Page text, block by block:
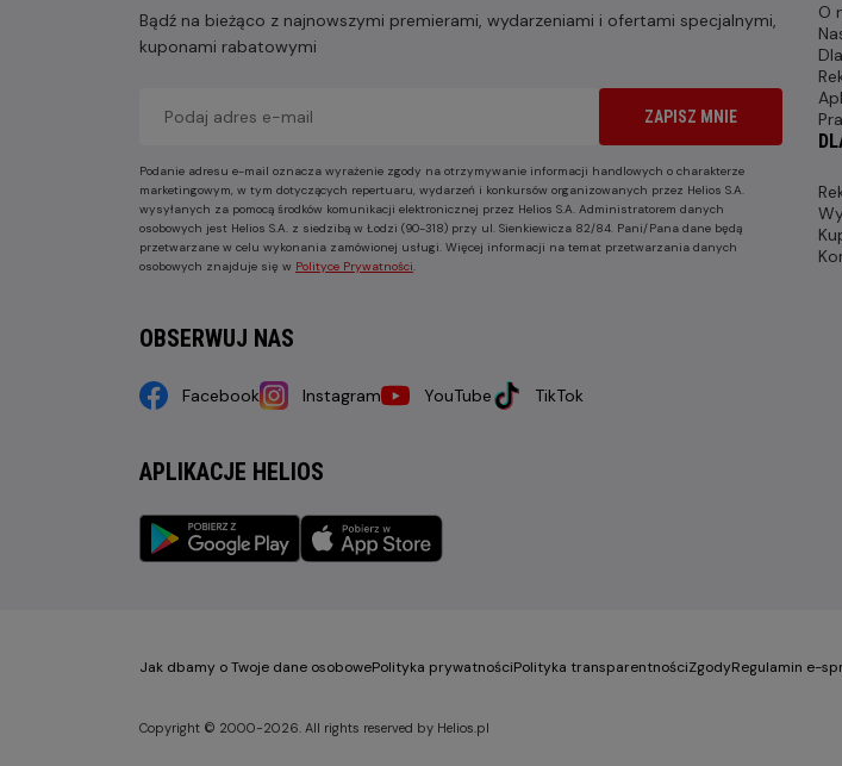
Bądź na bieżąco z najnowszymi premierami, wydarzeniami i ofertami specjalnymi,
kuponami rabatowymi
ZAPISZ MNIE
Podanie adresu e-mail oznacza wyrażenie zgody na otrzymywanie informacji handlowych o charakterze
marketingowym, w tym dotyczących repertuaru, wydarzeń i konkursów organizowanych przez Helios S.A.
wysyłanych za pomocą środków komunikacji elektronicznej przez Helios S.A. Administratorem danych
osobowych jest Helios S.A. z siedzibą w Łodzi (90-318) przy ul. Sienkiewicza 82/84. Pani/Pana dane będą
przetwarzane w celu wykonania zamówionej usługi. Więcej informacji na temat przetwarzania danych
osobowych znajduje się w Polityce Prywatności.
OBSERWUJ NAS
Facebook Instagram YouTube TikTok
APLIKACJE HELIOS
O
Jak dbamy o Twoje dane osobowePolityka prywatnościPolityka transparentnościZgodyRegulamin e-
Copyright © 2000-2026. All rights reserved by Helios.pl